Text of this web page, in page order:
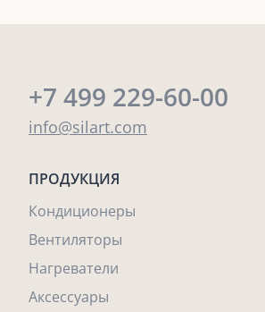
+7 499 229-60-00
info@silart.com
ПРОДУКЦИЯ
Кондиционеры
Вентиляторы
Нагреватели
Аксессуары